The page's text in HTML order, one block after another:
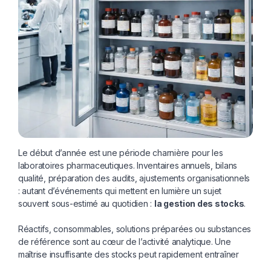
Le début d’année est une période charnière pour les
laboratoires pharmaceutiques. Inventaires annuels, bilans
qualité, préparation des audits, ajustements organisationnels
: autant d’événements qui mettent en lumière un sujet
souvent sous-estimé au quotidien : la gestion des stocks.
Réactifs, consommables, solutions préparées ou substances
de référence sont au cœur de l’activité analytique. Une
maîtrise insuffisante des stocks peut rapidement entraîner